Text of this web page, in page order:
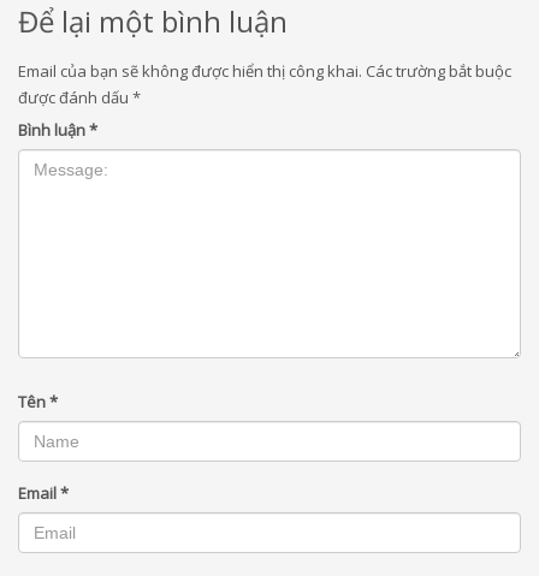
Để lại một bình luận
Email của bạn sẽ không được hiển thị công khai. Các trường bắt buộc
được đánh dấu *
Bình luận*
Tên*
Email*